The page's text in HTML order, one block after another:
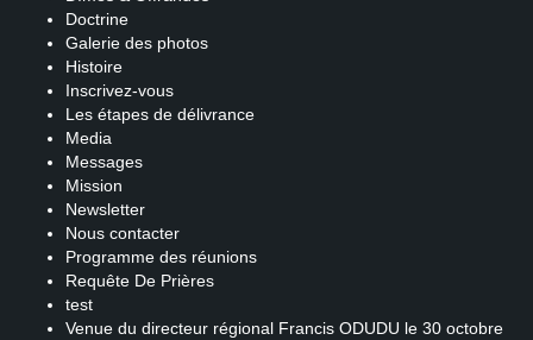
Doctrine
Galerie des photos
Histoire
Inscrivez-vous
Les étapes de délivrance
Media
Messages
Mission
Newsletter
Nous contacter
Programme des réunions
Requête De Prières
test
Venue du directeur régional Francis ODUDU le 30 octobre